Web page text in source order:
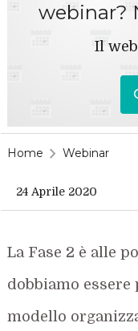
webinar?
Il
Home Webinar
24 Aprile 2020
La Fase 2 è alle
dobbiamo
modello